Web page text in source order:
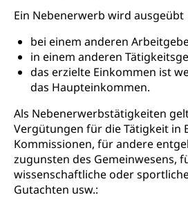
Ein Nebenerwerb wird ausgeübt
bei einem anderen
in einem anderen
das erzielte Einkommen ist
das Haupteinkommen.
Als Nebenerwerbstätigkeiten
Vergütungen für die Tätigkeit in
Kommissionen, für andere
zugunsten des Gemeinwesens,
wissenschaftliche oder
Gutachten usw.:
Sekundärprävention,
Kantonales
Prävention
Soziale Sicherheit
Sozialversicherungen,
Arbeitslosenversicherung,
Mutterschaftsversicherung,
Unfallversicherung,
Sozialhilfe
Kranken- und
(gruezi.lu.ch)
Krankenversicherung
Sucht und Drogen
Drogenabhängigkeit,
Medikamentenabhängigkeit,